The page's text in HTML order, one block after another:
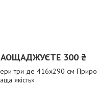
300 ₴
три де 416x290 см
якість»